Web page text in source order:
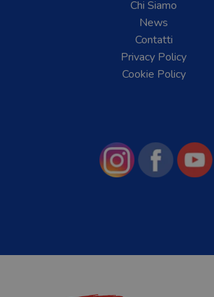
Chi Siamo
News
Contatti
Privacy Policy
Cookie Policy